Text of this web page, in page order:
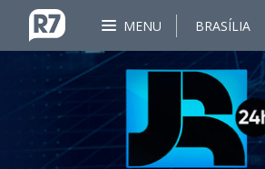
MENU BRASÍLIA